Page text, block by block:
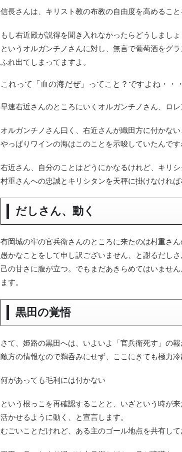
信長さんは、キリスト教の布教の自由度を高めるこ
もし右近殿が説得を聞き入れなかったらどうしましょ
というオルガンチノさんに対し、無言で葡萄酒をグ
ふれ出てしまってますよ。
これって「血の海だぜ」ってこと？ですよね・・・
早速右近さんのところにいくオルガンチノさん、ロレ
オルガンチノさん曰く、右近さんが織田方に付かな
やっぱりワインの海はこのことを示唆していたんです
右近さん、自分のことはどうにかなるけれど、キリシ
村重さんへの忠誠とキリシタンを天秤に掛けなけれ
だしさん、動く
有岡城の牢の官兵衛さんのところに来たのは村重さん
愚かなことをして申し訳ございません、と謝るだし
己の甘さに腹が立つ。でもまだあきらめてはいませ
ます。
黒田の覚悟
さて、姫路の黒田へは、いよいよ「官兵衛死す」の報
敵方の情報なので鵜呑みにせず、ここにきても極力冷
何があっても毛利には付かない
という根っこを再確認することと、いざという時が
活かせるように動く、と宣言します。
むごいことだけれど、ある主のゴール地点を共有して